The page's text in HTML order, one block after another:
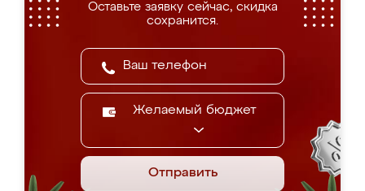
Оставьте заявку сейчас, скидка
сохранится.
Желаемый бюджет
Отправить